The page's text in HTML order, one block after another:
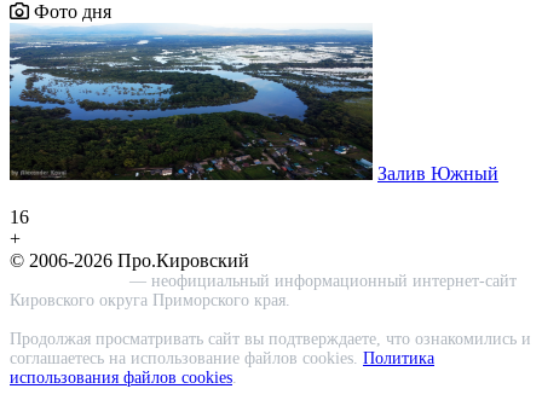
Фото дня
Залив Южный
16
+
© 2006-2026 Про.Кировский
— неофициальный информационный интернет-сайт
Кировского округа Приморского края.
Продолжая просматривать сайт вы подтверждаете, что ознакомились и
соглашаетесь на использование файлов cookies. Политика
использования файлов cookies.